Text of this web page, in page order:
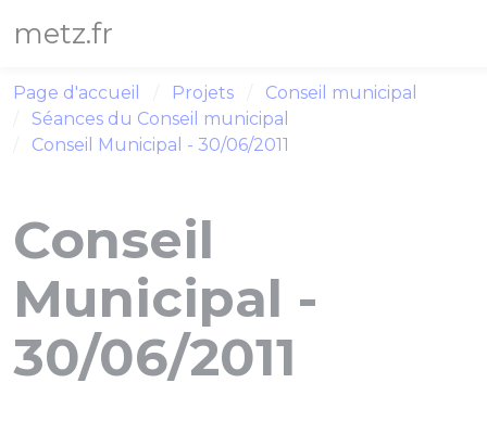
metz.fr
Page d'accueil Projets
Conseil municipal
Séances du Conseil municipal
Conseil Municipal - 30/06/2011
Conseil
Municipal -
30/06/2011